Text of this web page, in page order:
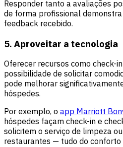
Responder tanto a avaliações
de forma profissional
feedback recebido.
5. Aproveitar a tecnologia
Oferecer recursos como check-
possibilidade de solicitar
pode melhorar
hóspedes.
Por exemplo, o app Marriott
hóspedes façam check-in e
solicitem o serviço de limpeza
restaurantes — tudo do conforto